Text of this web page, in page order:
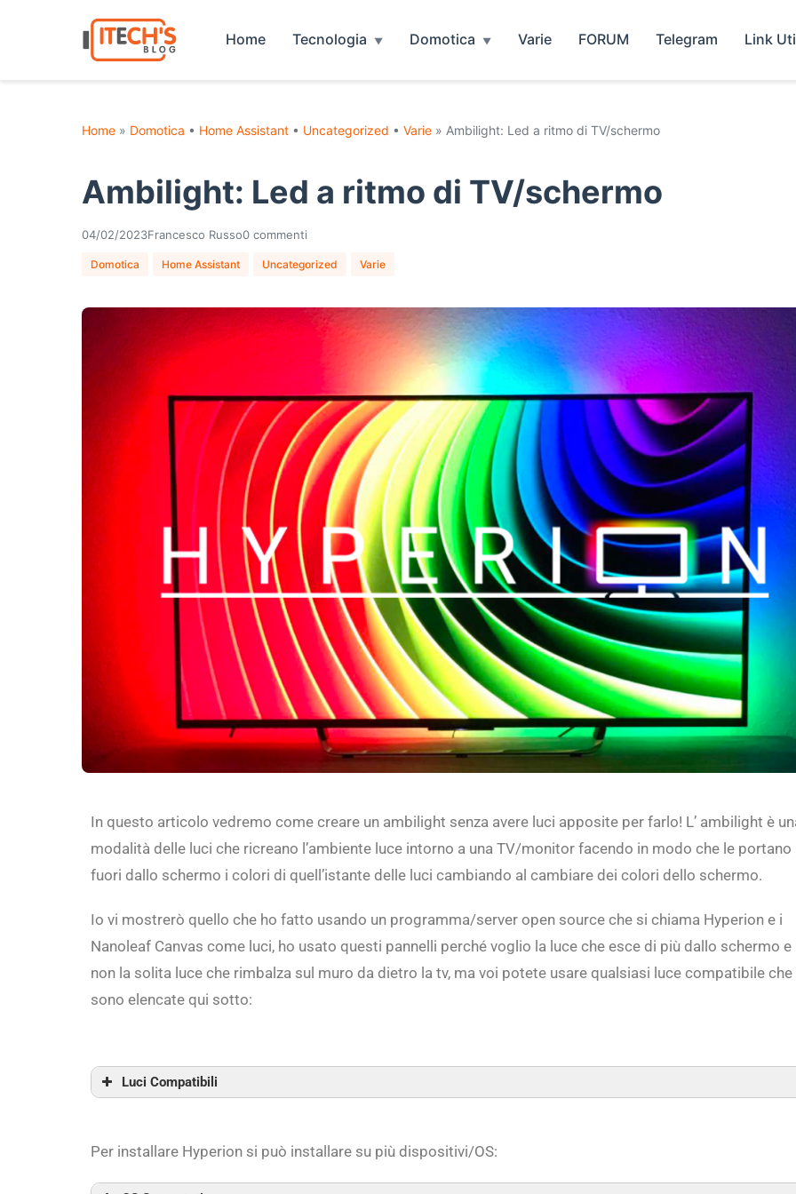
Home Tecnologia Domotica Varie FORUM Telegram Link
Home » Domotica • Home Assistant • Uncategorized • Varie » Ambilight: Led a ritmo di TV/schermo
Ambilight: Led a ritmo di TV/schermo
04/02/2023Francesco Russo0 commenti
Domotica Home Assistant Uncategorized Varie
In questo articolo vedremo come creare un ambilight senza avere luci apposite per farlo! L’ ambilight è
modalità delle luci che ricreano l’ambiente luce intorno a una TV/monitor facendo in modo che le portano
fuori dallo schermo i colori di quell’istante delle luci cambiando al cambiare dei colori dello schermo.
Io vi mostrerò quello che ho fatto usando un programma/server open source che si chiama Hyperion e i
Nanoleaf Canvas come luci, ho usato questi pannelli perché voglio la luce che esce di più dallo schermo e
non la solita luce che rimbalza sul muro da dietro la tv, ma voi potete usare qualsiasi luce compatibile che
sono elencate qui sotto:
Luci Compatibili
Per installare Hyperion si può installare su più dispositivi/OS: